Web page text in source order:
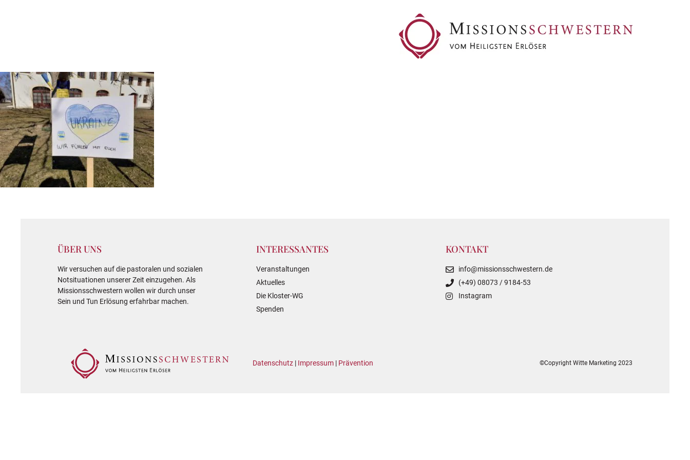
ÜBER UNS
Wir versuchen auf die pastoralen und sozialen
Notsituationen unserer Zeit einzugehen. Als
Missionsschwestern wollen wir durch unser
Sein und Tun Erlösung erfahrbar machen.
INTERESSANTES
Veranstaltungen
Aktuelles
Die Kloster-WG
Spenden
KONTAKT
info@missionsschwestern.de
(+49) 08073 / 9184-53
Instagram
Datenschutz| Impressum| Prävention ©Copyright Witte Marketing 2023